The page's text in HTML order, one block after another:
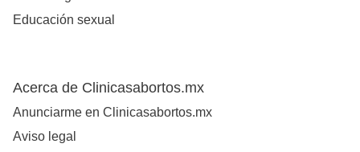
Educación sexual
Acerca de Clinicasabortos.mx
Anunciarme en Clinicasabortos.mx
Aviso legal